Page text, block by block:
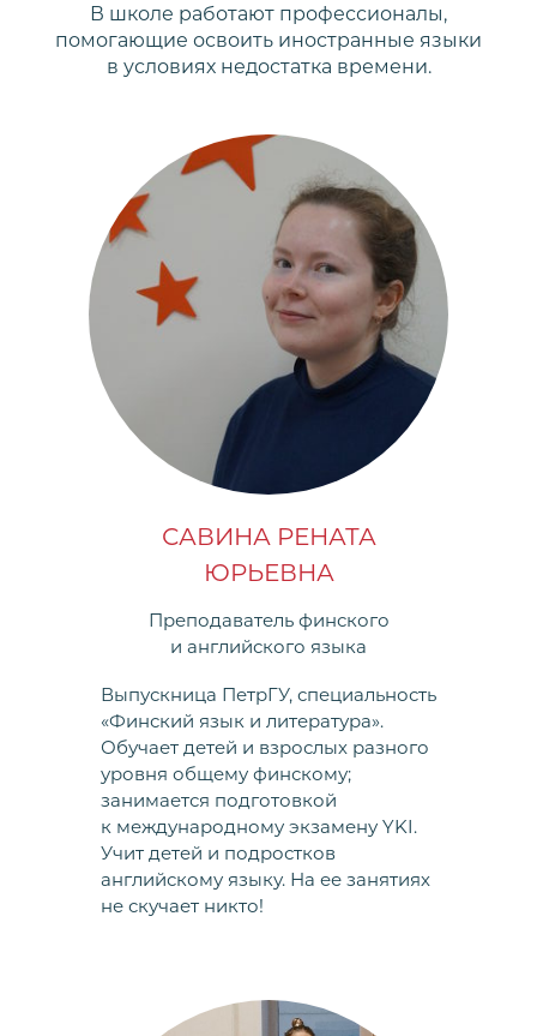
В школе работают профессионалы,
помогающие освоить иностранные языки
в условиях недостатка времени.
САВИНА РЕНАТА
ЮРЬЕВНА
Преподаватель финского
и английского языка
Выпускница ПетрГУ, специальность
«Финский язык и литература».
Обучает детей и взрослых разного
уровня общему финскому;
занимается подготовкой
к международному экзамену YKI.
Учит детей и подростков
английскому языку. На ее занятиях
не скучает никто!